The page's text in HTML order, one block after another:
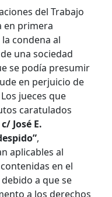
del Trabajo
en primera
condena al
una sociedad
se podía presumir
en perjuicio de
jueces que
caratulados
José E.
,
aplicables al
en el
a que se
a los derechos